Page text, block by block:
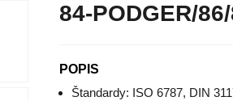
84-PODGER/
POPIS
Štandardy: ISO 6787, DIN